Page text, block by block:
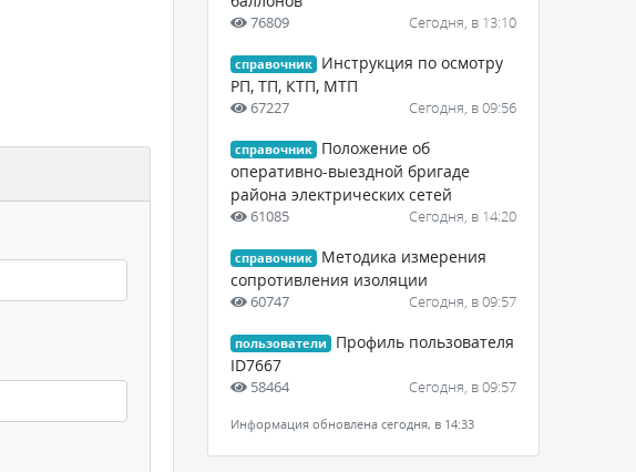
76809 Сегодня, в 13:10
справочник
Инструкция по осмотру
РП, ТП, КТП, МТП
67227 Сегодня, в 09:56
справочник
Положение об
оперативно-выездной бригаде
района электрических сетей
61085 Сегодня, в 14:20
справочник
Методика измерения
сопротивления изоляции
60747 Сегодня, в 09:57
пользователи
Профиль пользователя
ID7667
58464 Сегодня, в 09:57
Информация обновлена сегодня, в 14:33